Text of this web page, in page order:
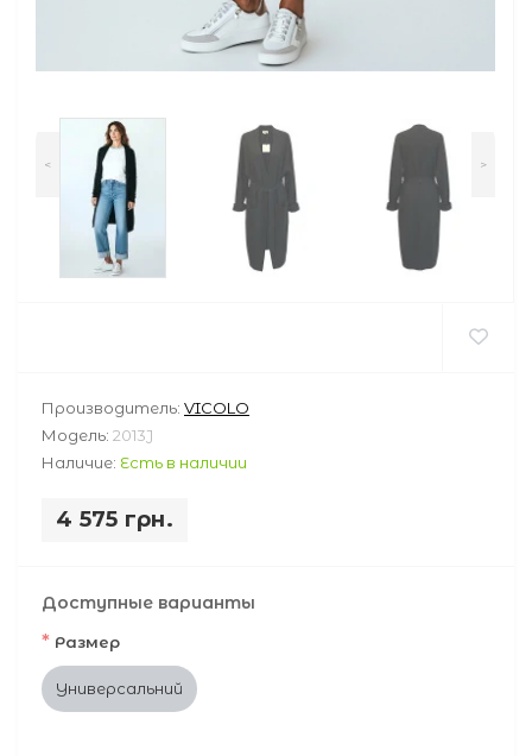
< >
Производитель: VICOLO
Модель: 2013J
Наличие: Есть в наличии
4 575 грн.
Доступные варианты
* Размер
Универсальний